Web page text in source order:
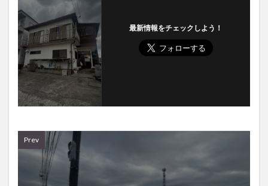
最新情報をチェックしよう！
Prev